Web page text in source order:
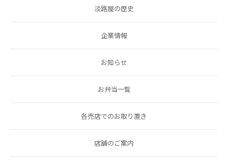
淡路屋の歴史
企業情報
お知らせ
お弁当一覧
各売店でのお取り置き
店舗のご案内